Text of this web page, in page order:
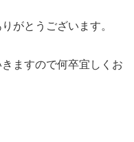
がとうございます。
ますので何卒宜しくお